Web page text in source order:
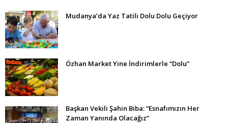
Mudanya’da Yaz Tatili Dolu Dolu Geçiyor
Özhan Market Yine İndirimlerle “Dolu”
Başkan Vekili Şahin Biba: “Esnafımızın Her
Zaman Yanında Olacağız”